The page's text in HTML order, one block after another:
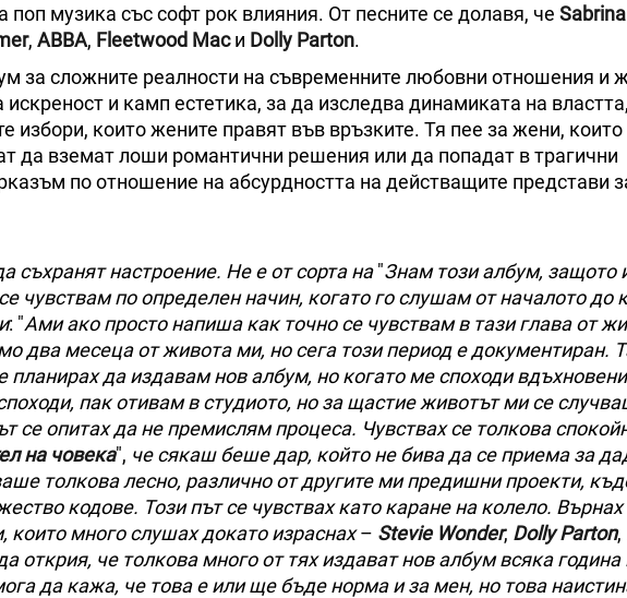
музика със софт рок влияния. От песните се долавя, че Sabrina
, ABBA, Fleetwood Macи Dolly Parton.
за сложните реалности на съвременните любовни отношения и
искреност и камп естетика, за да изследва динамиката на властта,
избори, които жените правят във връзките. Тя пее за жени,
да вземат лоши романтични решения или да попадат в трагични
по отношение на абсурдността на действащите представи
съхранят настроение. Не е от сорта на"Знам този албум, защото
чувствам по определен начин, когато го слушам от началото до
: "Ами ако просто напиша как точно се чувствам в тази глава от
два месеца от живота ми, но сега този период е документиран.
планирах да издавам нов албум, но когато ме споходи
пак отивам в студиото, но за щастие животът ми се
се опитах да не премислям процеса. Чувствах се толкова
на човека", че сякаш беше дар, който не бива да се приема за
толкова лесно, различно от другите ми предишни проекти,
кодове. Този път се чувствах като каране на колело.
които много слушах докато израснах– Stevie Wonder, Dolly Parton,
открия, че толкова много от тях издават нов албум всяка година
да кажа, че това е или ще бъде норма и за мен, но това